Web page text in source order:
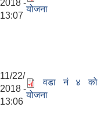
2018 -
13:07
योजना
11/22/
2018 -
13:06
वडा नं ४ को
योजना